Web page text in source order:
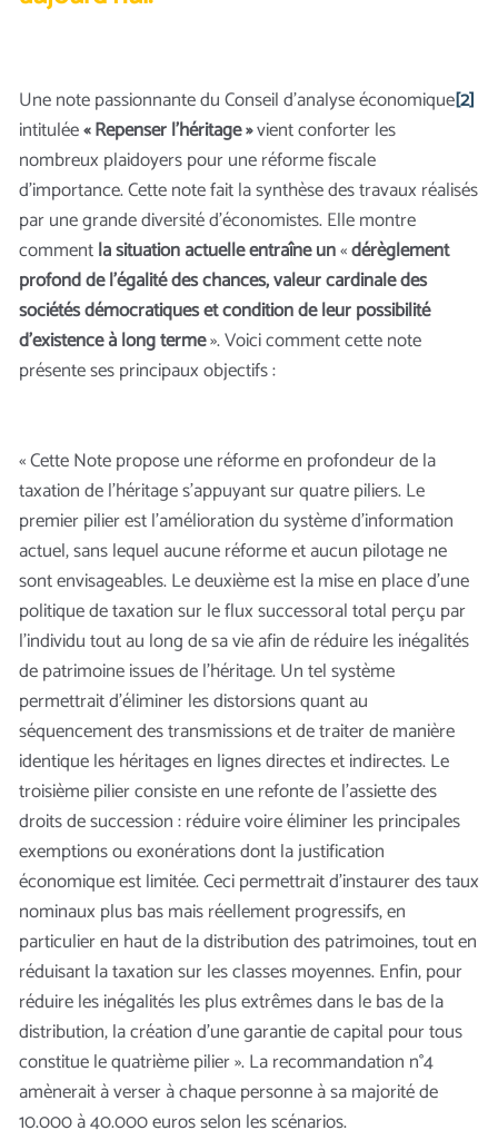
Une note passionnante du Conseil d’analyse économique[2]
intitulée« Repenser l’héritage »vient conforter les
nombreux plaidoyers pour une réforme fiscale
d’importance. Cette note fait la synthèse des travaux réalisés
par une grande diversité d’économistes. Elle montre
commentla situation actuelle entraîne un«dérèglement
profond de l’égalité des chances, valeur cardinale des
sociétés démocratiques et condition de leur possibilité
d’existence à long terme». Voici comment cette note
présente ses principaux objectifs :
« Cette Note propose une réforme en profondeur de la
taxation de l’héritage s’appuyant sur quatre piliers. Le
premier pilier est l’amélioration du système d’information
actuel, sans lequel aucune réforme et aucun pilotage ne
sont envisageables. Le deuxième est la mise en place d’une
politique de taxation sur le flux successoral total perçu par
l’individu tout au long de sa vie afin de réduire les inégalités
de patrimoine issues de l’héritage. Un tel système
permettrait d’éliminer les distorsions quant au
séquencement des transmissions et de traiter de manière
identique les héritages en lignes directes et indirectes. Le
troisième pilier consiste en une refonte de l’assiette des
droits de succession : réduire voire éliminer les principales
exemptions ou exonérations dont la justification
économique est limitée. Ceci permettrait d’instaurer des taux
nominaux plus bas mais réellement progressifs, en
particulier en haut de la distribution des patrimoines, tout en
réduisant la taxation sur les classes moyennes. Enfin, pour
réduire les inégalités les plus extrêmes dans le bas de la
distribution, la création d’une garantie de capital pour tous
constitue le quatrième pilier ». La recommandation n°4
amènerait à verser à chaque personne à sa majorité de
10.000 à 40.000 euros selon les scénarios.